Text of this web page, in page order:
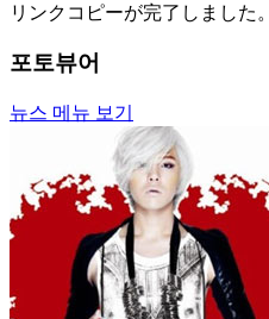
リンクコピーが完了しました。
포토뷰어
뉴스 메뉴 보기